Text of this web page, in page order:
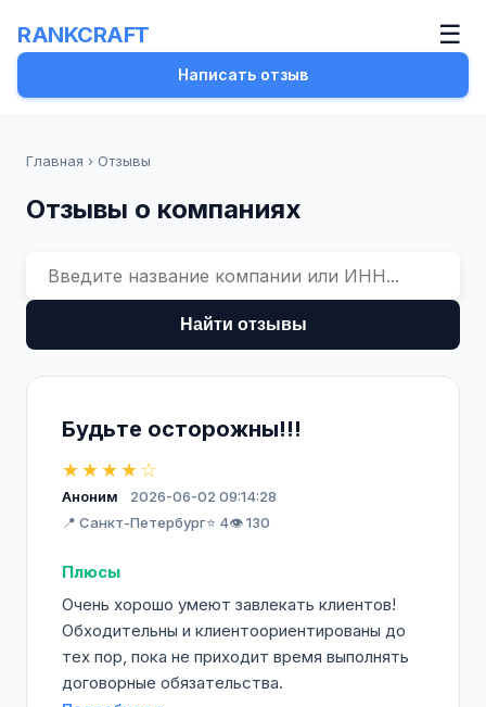
RANKCRAFT ☰
Написать отзыв
Главная › Отзывы
Отзывы о компаниях
Найти отзывы
Будьте осторожны!!!
★★★★☆
Аноним
2026-06-02 09:14:28
📍 Санкт-Петербург⭐ 4👁️ 130
Плюсы
Очень хорошо умеют завлекать клиентов!
Обходительны и клиентоориентированы до
тех пор, пока не приходит время выполнять
договорные обязательства.